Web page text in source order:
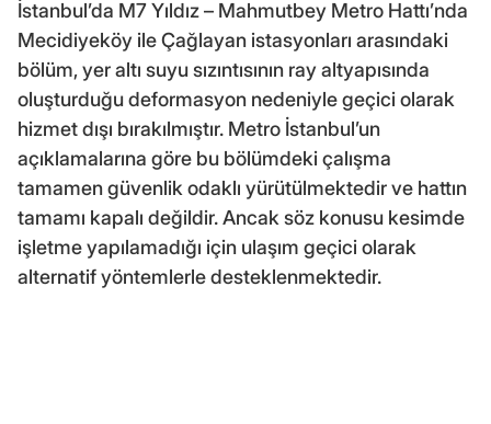
İstanbul’da M7 Yıldız – Mahmutbey Metro Hattı’nda
Mecidiyeköy ile Çağlayan istasyonları arasındaki
bölüm, yer altı suyu sızıntısının ray altyapısında
oluşturduğu deformasyon nedeniyle geçici olarak
hizmet dışı bırakılmıştır. Metro İstanbul’un
açıklamalarına göre bu bölümdeki çalışma
tamamen güvenlik odaklı yürütülmektedir ve hattın
tamamı kapalı değildir. Ancak söz konusu kesimde
işletme yapılamadığı için ulaşım geçici olarak
alternatif yöntemlerle desteklenmektedir.